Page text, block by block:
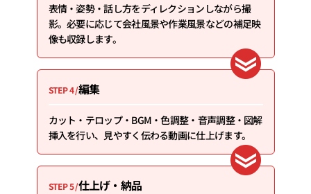
表情・姿勢・話し方をディレクションしながら撮
影。必要に応じて会社風景や作業風景などの補足映
像も収録します。
STEP 4 /編集
カット・テロップ・BGM・色調整・音声調整・図解
挿入を行い、見やすく伝わる動画に仕上げます。
STEP 5 /仕上げ・納品